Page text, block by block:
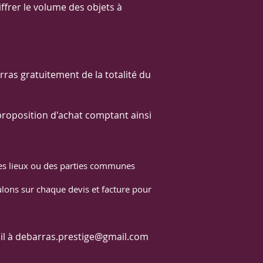
le volume des objets à
gratuitement de la totalité du
d'achat comptant ainsi
lieux ou des parties communes
sur chaque devis et facture pour
à debarras.prestige@gmail.com